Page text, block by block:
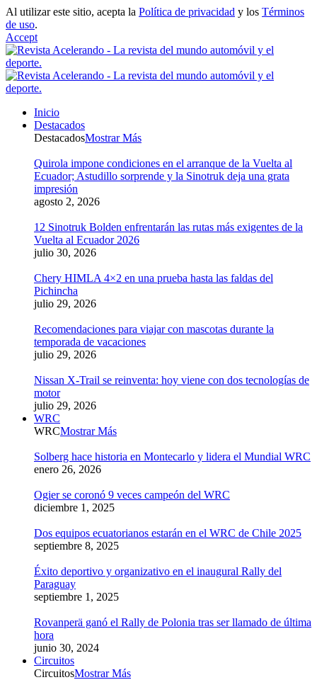
Al utilizar este sitio, acepta la Política de privacidad y los Términos
de uso.
Accept
Inicio
Destacados
DestacadosMostrar Más
Quirola impone condiciones en el arranque de la Vuelta al
Ecuador; Astudillo sorprende y la Sinotruk deja una grata
impresión
agosto 2, 2026
12 Sinotruk Bolden enfrentarán las rutas más exigentes de la
Vuelta al Ecuador 2026
julio 30, 2026
Chery HIMLA 4×2 en una prueba hasta las faldas del
Pichincha
julio 29, 2026
Recomendaciones para viajar con mascotas durante la
temporada de vacaciones
julio 29, 2026
Nissan X-Trail se reinventa: hoy viene con dos tecnologías de
motor
julio 29, 2026
WRC
WRCMostrar Más
Solberg hace historia en Montecarlo y lidera el Mundial WRC
enero 26, 2026
Ogier se coronó 9 veces campeón del WRC
diciembre 1, 2025
Dos equipos ecuatorianos estarán en el WRC de Chile 2025
septiembre 8, 2025
Éxito deportivo y organizativo en el inaugural Rally del
Paraguay
septiembre 1, 2025
Rovanperä ganó el Rally de Polonia tras ser llamado de última
hora
junio 30, 2024
Circuitos
CircuitosMostrar Más